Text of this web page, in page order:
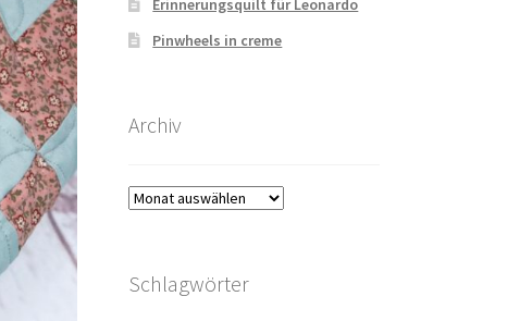
Erinnerungsquilt für Leonardo
Pinwheels in creme
Archiv
Archiv
Schlagwörter